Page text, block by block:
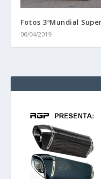
Fotos 3ºMundial
06/04/2019